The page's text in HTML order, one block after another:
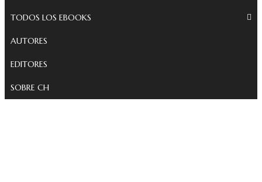
TODOS LOS EBOOKS
AUTORES
EDITORES
SOBRE CH